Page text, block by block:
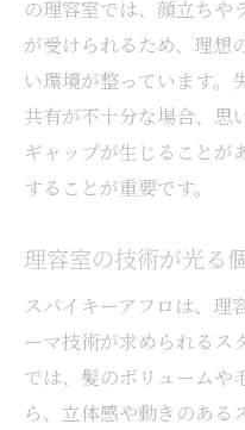
の理容室では、顔立ちや
が受けられるため、理想
い環境が整っています。
共有が不十分な場合、思
ギャップが生じることが
することが重要です。
理容室の技術が光る
スパイキーアフロは、理
ーマ技術が求められるス
では、髪のボリュームや
ら、立体感や動きのある